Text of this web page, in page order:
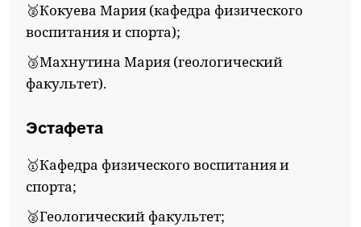
🥈Кокуева Мария (кафедра физического
воспитания и спорта);
🥉Махнутина Мария (геологический
факультет).
Эстафета
🥇Кафедра физического воспитания и
спорта;
🥈Геологический факультет;